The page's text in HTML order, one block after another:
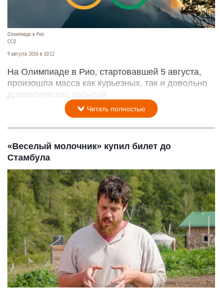
Олимпиада в Рио.
СС0
9 августа 2016 в 10:12
На Олимпиаде в Рио, стартовавшей 5 августа,
произошла масса как курьезных, так и довольно
драматических событий.
Читать полностью
«Веселый молочник» купил билет до
Стамбула